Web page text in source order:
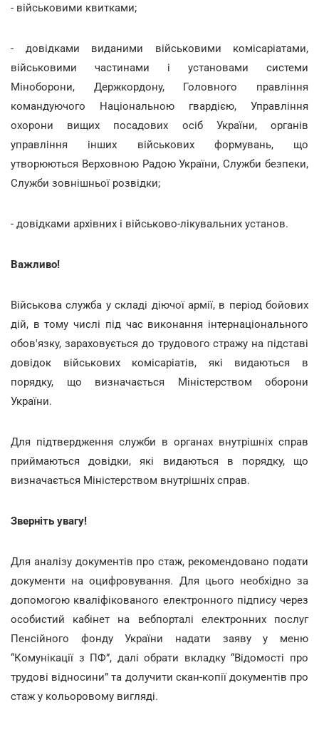
- військовими квитками;
- довідками виданими військовими комісаріатами,
військовими частинами і установами системи
Міноборони, Держкордону, Головного правління
командуючого Національною гвардією, Управління
охорони вищих посадових осіб України, органів
управління інших військових формувань, що
утворюються Верховною Радою України, Служби безпеки,
Служби зовнішньої розвідки;
- довідками архівних і військово-лікувальних установ.
Важливо!
Військова служба у складі діючої армії, в період бойових
дій, в тому числі під час виконання інтернаціонального
обов'язку, зараховується до трудового стражу на підставі
довідок військових комісаріатів, які видаються в
порядку, що визначається Міністерством оборони
України.
Для підтвердження служби в органах внутрішніх справ
приймаються довідки, які видаються в порядку, що
визначається Міністерством внутрішніх справ.
Зверніть увагу!
Для аналізу документів про стаж, рекомендовано подати
документи на оцифровування. Для цього необхідно за
допомогою кваліфікованого електронного підпису через
особистий кабінет на вебпорталі електронних послуг
Пенсійного фонду України надати заяву у меню
“Комунікації з ПФ”, далі обрати вкладку “Відомості про
трудові відносини” та долучити скан-копії документів про
стаж у кольоровому вигляді.